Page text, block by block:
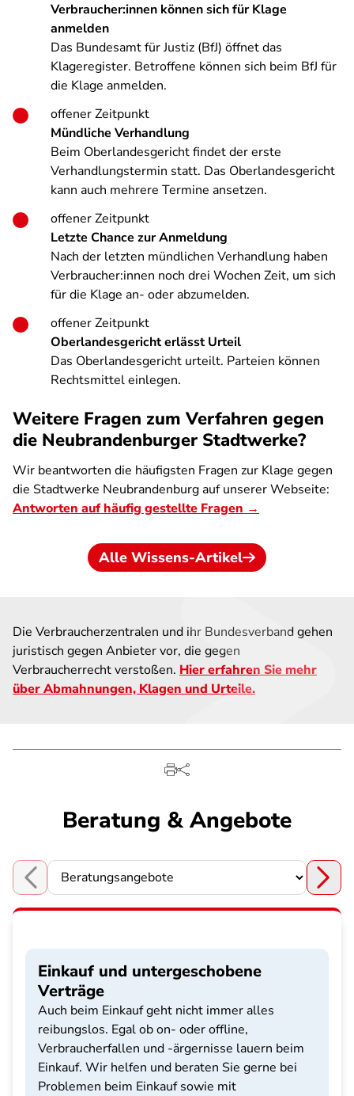
Verbraucher:innen können sich für Klage
anmelden
Das Bundesamt für Justiz (BfJ) öffnet das
Klageregister. Betroffene können sich beim BfJ für
die Klage anmelden.
offener Zeitpunkt
Mündliche Verhandlung
Beim Oberlandesgericht findet der erste
Verhandlungstermin statt. Das Oberlandesgericht
kann auch mehrere Termine ansetzen.
offener Zeitpunkt
Letzte Chance zur Anmeldung
Nach der letzten mündlichen Verhandlung haben
Verbraucher:innen noch drei Wochen Zeit, um sich
für die Klage an- oder abzumelden.
offener Zeitpunkt
Oberlandesgericht erlässt Urteil
Das Oberlandesgericht urteilt. Parteien können
Rechtsmittel einlegen.
Weitere Fragen zum Verfahren gegen
die Neubrandenburger Stadtwerke?
Wir beantworten die häufigsten Fragen zur Klage gegen
die Stadtwerke Neubrandenburg auf unserer Webseite:
Antworten auf häufig gestellte Fragen →
Alle Wissens-Artikel
Die Verbraucherzentralen und ihr Bundesverband gehen
juristisch gegen Anbieter vor, die gegen
Verbraucherrecht verstoßen. Hier erfahren Sie mehr
über Abmahnungen, Klagen und Urteile.
Beratung & Angebote
Choose a section
Einkauf und untergeschobene
Verträge
Auch beim Einkauf geht nicht immer alles
reibungslos. Egal ob on- oder offline,
Verbraucherfallen und -ärgernisse lauern beim
Einkauf. Wir helfen und beraten Sie gerne bei
Problemen beim Einkauf sowie mit